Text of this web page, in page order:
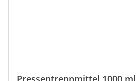
Pressentrennmittel 1000 ml